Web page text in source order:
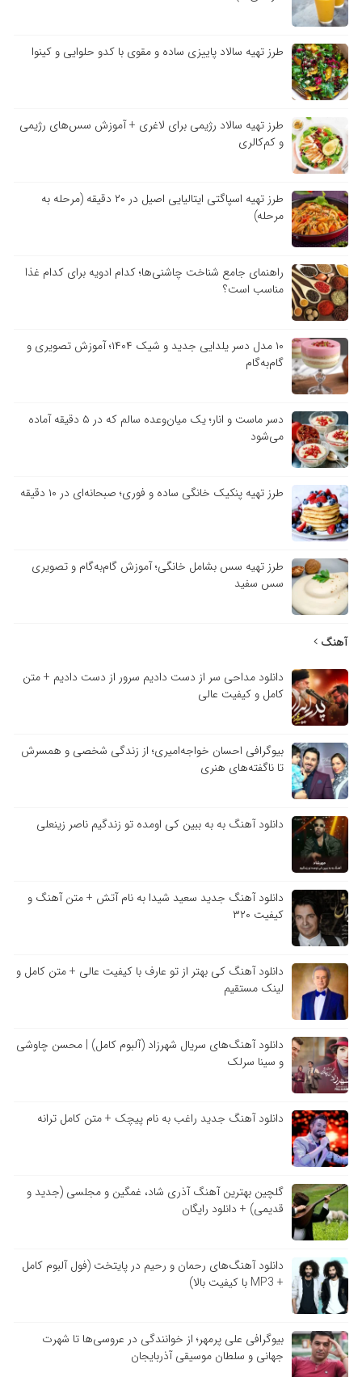
طرز تهیه سالاد پاییزی ساده و مقوی با کدو حلوایی و کینوا
طرز تهیه سالاد رژیمی برای لاغری + آموزش سس‌های رژیمی
و کم‌کالری
طرز تهیه اسپاگتی ایتالیایی اصیل در ۲۰ دقیقه (مرحله به
مرحله)
راهنمای جامع شناخت چاشنی‌ها؛ کدام ادویه برای کدام غذا
مناسب است؟
۱۰ مدل دسر یلدایی جدید و شیک ۱۴۰۴؛ آموزش تصویری و
گام‌به‌گام
دسر ماست و انار؛ یک میان‌وعده سالم که در ۵ دقیقه آماده
می‌شود
طرز تهیه پنکیک خانگی ساده و فوری؛ صبحانه‌ای در ۱۰ دقیقه
طرز تهیه سس بشامل خانگی؛ آموزش گام‌به‌گام و تصویری
سس سفید
آهنگ
دانلود مداحی سر از دست دادیم سرور از دست دادیم + متن
کامل و کیفیت عالی
بیوگرافی احسان خواجه‌امیری؛ از زندگی شخصی و همسرش
تا ناگفته‌های هنری
دانلود آهنگ به به ببین کی اومده تو زندگیم ناصر زینعلی
دانلود آهنگ جدید سعید شیدا به نام آتش + متن آهنگ و
کیفیت ۳۲۰
دانلود آهنگ کی بهتر از تو عارف با کیفیت عالی + متن کامل و
لینک مستقیم
دانلود آهنگ‌های سریال شهرزاد (آلبوم کامل) | محسن چاوشی
و سینا سرلک
دانلود آهنگ جدید راغب به نام پیچک + متن کامل ترانه
گلچین بهترین آهنگ آذری شاد، غمگین و مجلسی (جدید و
قدیمی) + دانلود رایگان
دانلود آهنگ‌های رحمان و رحیم در پایتخت (فول آلبوم کامل
+ MP3 با کیفیت بالا)
بیوگرافی علی پرمهر؛ از خوانندگی در عروسی‌ها تا شهرت
جهانی و سلطان موسیقی آذربایجان